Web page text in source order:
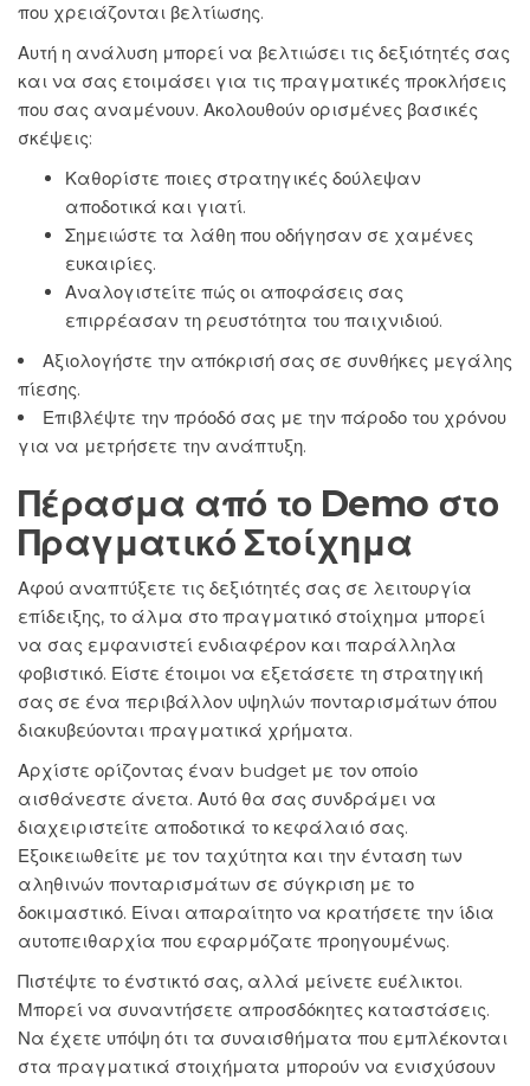
που χρειάζονται βελτίωσης.
Αυτή η ανάλυση μπορεί να βελτιώσει τις δεξιότητές σας
και να σας ετοιμάσει για τις πραγματικές προκλήσεις
που σας αναμένουν. Ακολουθούν ορισμένες βασικές
σκέψεις:
Καθορίστε ποιες στρατηγικές δούλεψαν
αποδοτικά και γιατί.
Σημειώστε τα λάθη που οδήγησαν σε χαμένες
ευκαιρίες.
Αναλογιστείτε πώς οι αποφάσεις σας
επιρρέασαν τη ρευστότητα του παιχνιδιού.
Αξιολογήστε την απόκρισή σας σε συνθήκες μεγάλης
πίεσης.
Επιβλέψτε την πρόοδό σας με την πάροδο του χρόνου
για να μετρήσετε την ανάπτυξη.
Πέρασμα από το Demo στο
Πραγματικό Στοίχημα
Αφού αναπτύξετε τις δεξιότητές σας σε λειτουργία
επίδειξης, το άλμα στο πραγματικό στοίχημα μπορεί
να σας εμφανιστεί ενδιαφέρον και παράλληλα
φοβιστικό. Είστε έτοιμοι να εξετάσετε τη στρατηγική
σας σε ένα περιβάλλον υψηλών πονταρισμάτων όπου
διακυβεύονται πραγματικά χρήματα.
Αρχίστε ορίζοντας έναν budget με τον οποίο
αισθάνεστε άνετα. Αυτό θα σας συνδράμει να
διαχειριστείτε αποδοτικά το κεφάλαιό σας.
Εξοικειωθείτε με τον ταχύτητα και την ένταση των
αληθινών πονταρισμάτων σε σύγκριση με το
δοκιμαστικό. Είναι απαραίτητο να κρατήσετε την ίδια
αυτοπειθαρχία που εφαρμόζατε προηγουμένως.
Πιστέψτε το ένστικτό σας, αλλά μείνετε ευέλικτοι.
Μπορεί να συναντήσετε απροσδόκητες καταστάσεις.
Να έχετε υπόψη ότι τα συναισθήματα που εμπλέκονται
στα πραγματικά στοιχήματα μπορούν να ενισχύσουν